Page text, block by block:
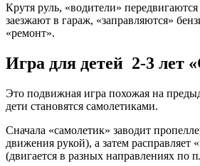
Крутя руль, «водители»
заезжают в гараж, «заправляются»
«ремонт».
Игра для детей 2-3 лет
Это подвижная игра похожая на
дети становятся самолетиками.
Сначала «самолетик» заводит
движения рукой), а затем расправляет
(двигается в разных направлениях по